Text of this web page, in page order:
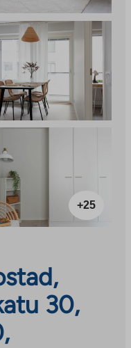
+25
30,